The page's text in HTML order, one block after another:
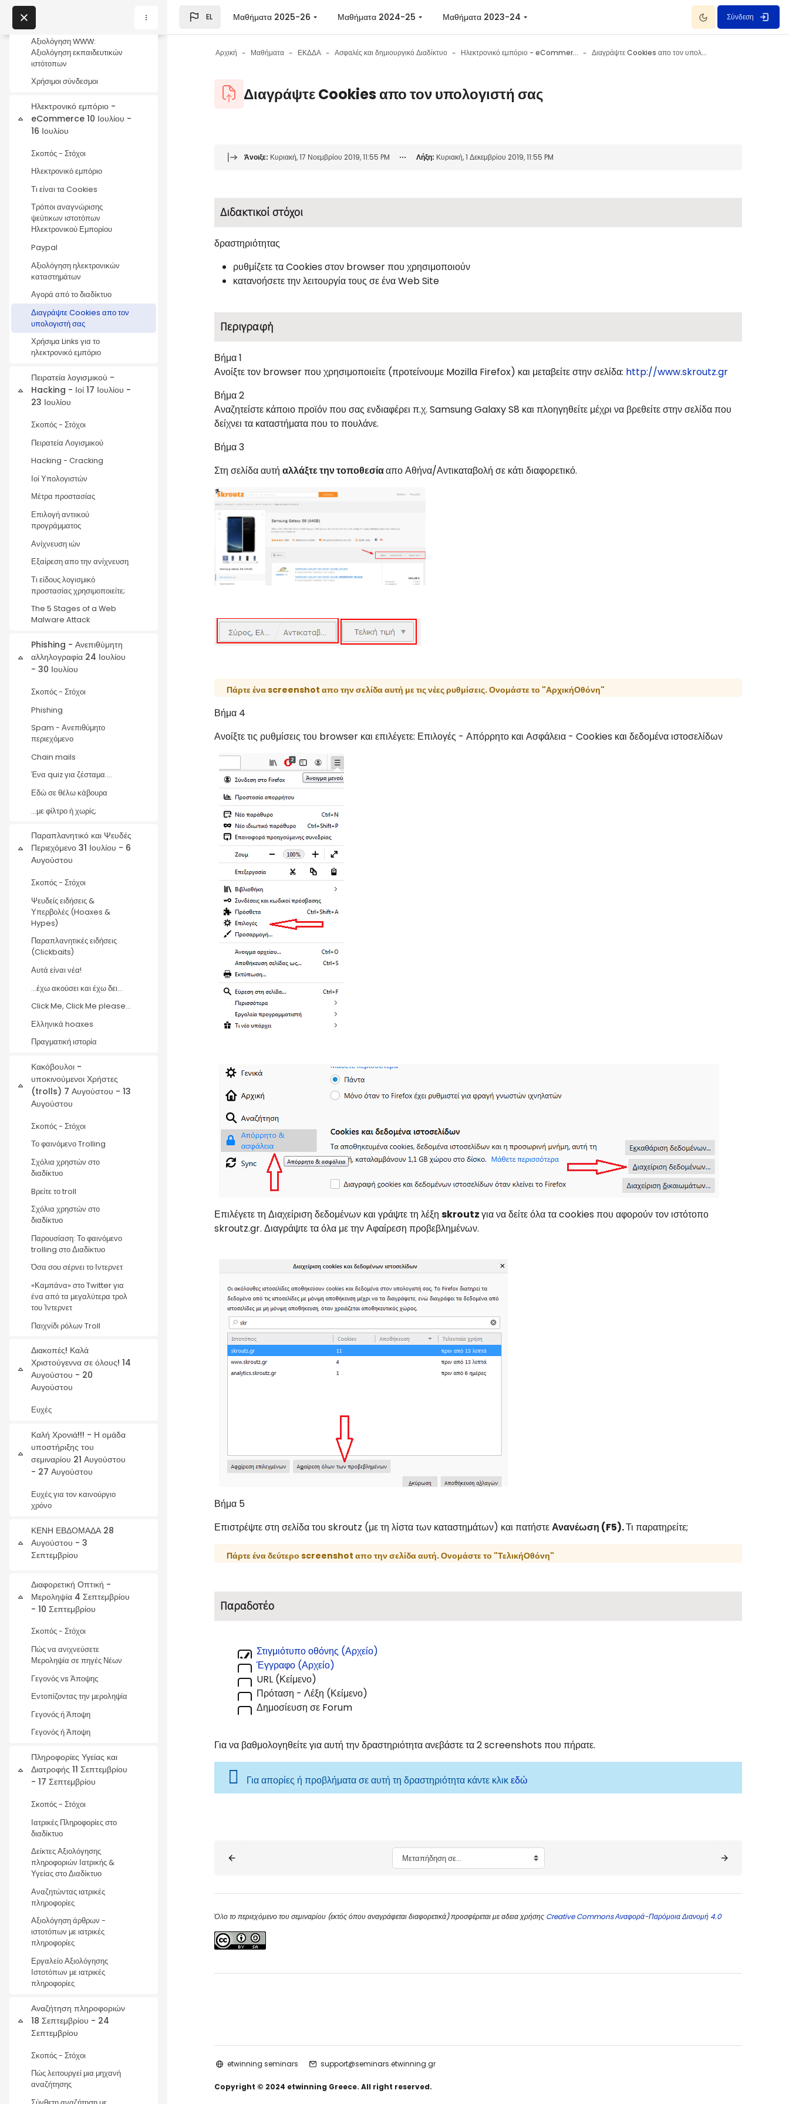
Μπλοκ
Μπλοκ
Αξιολόγηση WWW:
Αξιολόγηση εκπαιδευτικών
ιστότοπων
Χρήσιμοι σύνδεσμοι
Σύμπτυξη
Ηλεκτρονικό εμπόριο -
eCommerce 10 Ιουλίου -
16 Ιουλίου
Σκοπός - Στόχοι
Ηλεκτρονικό εμπόριο
Τι είναι τα Cookies
Τρόποι αναγνώρισης
ψεύτικων ιστοτόπων
Ηλεκτρονικού Εμπορίου
Paypal
Αξιολόγηση ηλεκτρονικών
καταστημάτων
Αγορά από το διαδίκτυο
Διαγράψτε Cookies απο τον
υπολογιστή σας
Χρήσιμα Links για το
ηλεκτρονικό εμπόριο
Σύμπτυξη
Πειρατεία λογισμικού -
Hacking - Ιοί 17 Ιουλίου -
23 Ιουλίου
Σκοπός - Στόχοι
Πειρατεία Λογισμικού
Hacking - Cracking
Ιοί Υπολογιστών
Μέτρα προστασίας
Επιλογή αντιικού
προγράμματος
Ανίχνευση ιών
Εξαίρεση απο την ανίχνευση
Τι είδους λογισμικό
προστασίας χρησιμοποιείτε;
The 5 Stages of a Web
Malware Attack
Σύμπτυξη
Phishing - Ανεπιθύμητη
αλληλογραφία 24 Ιουλίου
- 30 Ιουλίου
Σκοπός - Στόχοι
Phishing
Spam - Ανεπιθύμητο
περιεχόμενο
Chain mails
Ένα quiz για ζέσταμα....
Εδώ σε θέλω κάβουρα
...με φίλτρο ή χωρίς;
Σύμπτυξη
Παραπλανητικό και Ψευδές
Περιεχόμενο 31 Ιουλίου - 6
Αυγούστου
Σκοπός - Στόχοι
Ψευδείς ειδήσεις &
Υπερβολές (Hoaxes &
Hypes)
Παραπλανητικές ειδήσεις
(Clickbaits)
Αυτά είναι νέα!
...έχω ακούσει και έχω δει...
Click Me, Click Me please...
Ελληνικά hoaxes
Πραγματική ιστορία
Σύμπτυξη
Κακόβουλοι -
υποκινούμενοι Χρήστες
(trolls) 7 Αυγούστου - 13
Αυγούστου
Σκοπός - Στόχοι
Το φαινόμενο Trolling
Σχόλια χρηστών στο
διαδίκτυο
Bρείτε το troll
Σχόλια χρηστών στο
διαδίκτυο
Παρουσίαση: Το φαινόμενο
trolling στο Διαδίκτυο
Όσα σου σέρνει το Ιντερνετ
«Καμπάνα» στο Twitter για
ένα από τα μεγαλύτερα τρολ
του Ίντερνετ
Παιχνίδι ρόλων Troll
Σύμπτυξη
Διακοπές! Καλά
Χριστούγεννα σε όλους! 14
Αυγούστου - 20
Αυγούστου
Ευχές
Σύμπτυξη
Καλή Χρονιά!!! - Η ομάδα
υποστήριξης του
σεμιναρίου 21 Αυγούστου
- 27 Αυγούστου
Ευχές για τον καινούργιο
χρόνο
Σύμπτυξη
ΚΕΝΗ ΕΒΔΟΜΑΔΑ 28
Αυγούστου - 3
Σεπτεμβρίου
Σύμπτυξη
Διαφορετική Οπτική -
Μεροληψία 4 Σεπτεμβρίου
- 10 Σεπτεμβρίου
Σκοπός - Στόχοι
Πώς να ανιχνεύσετε
Μεροληψία σε πηγές Νέων
Γεγονός vs Άποψης
Εντοπίζοντας την μεροληψία
Γεγονός ή Άποψη
Γεγονός ή Άποψη
Σύμπτυξη
Πληροφορίες Υγείας και
Διατροφής 11 Σεπτεμβρίου
- 17 Σεπτεμβρίου
Σκοπός - Στόχοι
Ιατρικές Πληροφορίες στο
διαδίκτυο
Δείκτες Αξιολόγησης
πληροφοριών Ιατρικής &
Υγείας στο Διαδίκτυο
Αναζητώντας ιατρικές
πληροφορίες
Αξιολόγηση άρθρων -
ιστοτόπων με ιατρικές
πληροφορίες
Εργαλείο Αξιολόγησης
Ιστοτόπων με ιατρικές
πληροφορίες
Σύμπτυξη
Αναζήτηση πληροφοριών
18 Σεπτεμβρίου - 24
Σεπτεμβρίου
Σκοπός - Στόχοι
Πώς λειτουργεί μια μηχανή
αναζήτησης
EL Μαθήματα 2025-26 Μαθήματα 2024-25 Μαθήματα 2023-24 Dark Mode
Σύνδεση
Αρχική Μαθήματα ΕΚΔΔΑ Ασφαλές και δημιουργικό Διαδίκτυο Ηλεκτρονικό εμπόριο - eCommerce 10 Ιουλίου - 16 Ιουλίου Διαγράψτε Cookies απο τον υπολογιστή σας
ΜπλοκΔιαγράψτε Cookies απο τον υπολογιστή σας
Μπλοκ
Απαιτήσεις ολοκλήρωσης
Άνοιξε: Κυριακή, 17 Νοεμβρίου 2019, 11:55 PM Λήξη: Κυριακή, 1 Δεκεμβρίου 2019, 11:55 PM
Διδακτικοί στόχοι
δραστηριότητας
ρυθμίζετε τα Cookies στον browser που χρησιμοποιούν
κατανοήσετε την λειτουργία τους σε ένα Web Site
Περιγραφή
Βήμα 1
Ανοίξτε τον browser που χρησιμοποιείτε (προτείνουμε Mozilla Firefox) και μεταβείτε στην σελίδα: http://www.skroutz.gr
Βήμα 2
Αναζητείστε κάποιο προϊόν που σας ενδιαφέρει π.χ. Samsung Galaxy S8 και πλοηγηθείτε μέχρι να βρεθείτε στην σελίδα που
δείχνει τα καταστήματα που το πουλάνε.
Βήμα 3
Στη σελίδα αυτή αλλάξτε την τοποθεσίααπο Αθήνα/Αντικαταβολή σε κάτι διαφορετικό.
Πάρτε ένα screenshot απο την σελίδα αυτή με τις νέες ρυθμίσεις. Ονομάστε το "ΑρχικήΟθόνη"
Βήμα 4
Ανοίξτε τις ρυθμίσεις του browser και επιλέγετε: Επιλογές - Απόρρητο και Ασφάλεια - Cookies και δεδομένα ιστοσελίδων
Επιλέγετε τη Διαχείριση δεδομένων και γράψτε τη λέξη skroutzγια να δείτε όλα τα cookies που αφορούν τον ιστότοπο
skroutz.gr. Διαγράψτε τα όλα με την Αφαίρεση προβεβλημένων.
Βήμα 5
Επιστρέψτε στη σελίδα του skroutz (με τη λίστα των καταστημάτων) και πατήστεΑνανέωση (F5).Τι παρατηρείτε;
Πάρτε ένα δεύτερο screenshot απο την σελίδα αυτή. Ονομάστε το "ΤελικήΟθόνη"
Παραδοτέο
Στιγμιότυπο οθόνης (Αρχείο)
Έγγραφο (Αρχείο)
URL (Κείμενο)
Πρόταση - Λέξη (Κείμενο)
Δημοσίευση σε Forum
Για να βαθμολογηθείτε για αυτή την δραστηριότητα ανεβάστε τα 2 screenshots που πήρατε.
Για απορίες ή προβλήματα σε αυτή τη δραστηριότητα κάντε κλικεδώ
Μπλοκ Μεταπήδηση σε...
Όλο το περιεχόμενο του σεμιναρίου (εκτός όπου αναγράφεται διαφορετικά) προσφέρεται με αδεια χρήσης Creative Commons Αναφορά-Παρόμοια Διανομή 4.0
etwinning seminars support@seminars.etwinning.gr
Copyright © 2024 etwinning Greece. All right reserved.